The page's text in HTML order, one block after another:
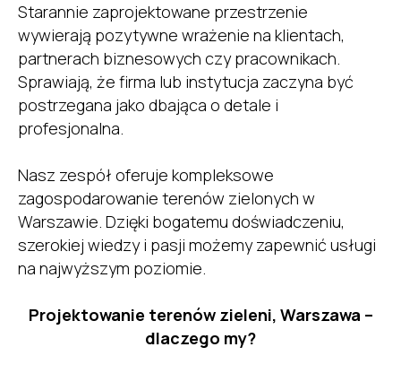
Starannie zaprojektowane przestrzenie
wywierają pozytywne wrażenie na klientach,
partnerach biznesowych czy pracownikach.
Sprawiają, że firma lub instytucja zaczyna być
postrzegana jako dbająca o detale i
profesjonalna.
Nasz zespół oferuje kompleksowe
zagospodarowanie terenów zielonych w
Warszawie. Dzięki bogatemu doświadczeniu,
szerokiej wiedzy i pasji możemy zapewnić usługi
na najwyższym poziomie.
Projektowanie terenów zieleni, Warszawa –
dlaczego my?